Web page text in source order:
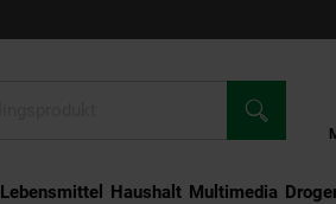
Lebensmittel Haushalt Multimedia